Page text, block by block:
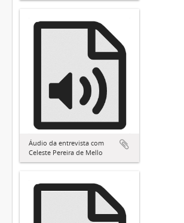
Áudio da entrevista com
Celeste Pereira de Mello